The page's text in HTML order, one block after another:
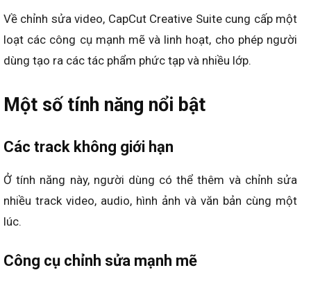
Về chỉnh sửa video, CapCut Creative Suite cung cấp một
loạt các công cụ mạnh mẽ và linh hoạt, cho phép người
dùng tạo ra các tác phẩm phức tạp và nhiều lớp.
Một số tính năng nổi bật
Các track không giới hạn
Ở tính năng này, người dùng có thể thêm và chỉnh sửa
nhiều track video, audio, hình ảnh và văn bản cùng một
lúc.
Công cụ chỉnh sửa mạnh mẽ